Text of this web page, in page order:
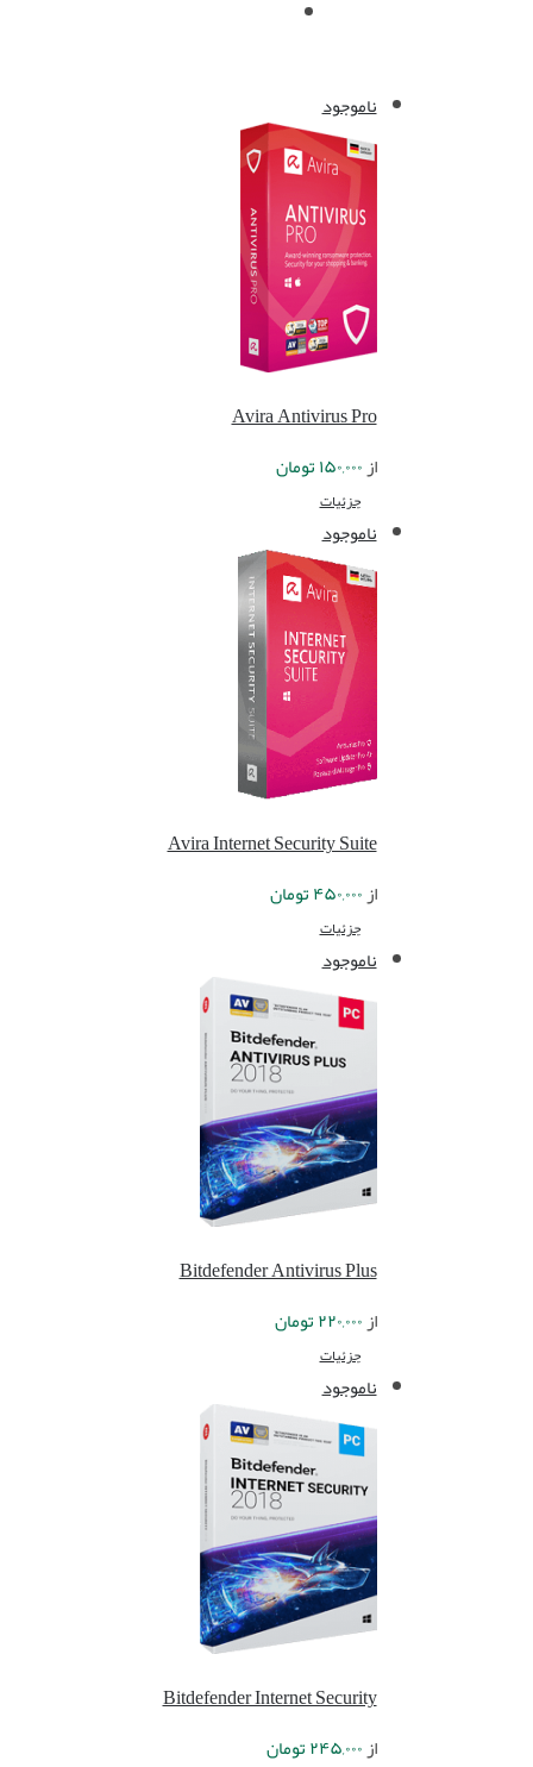
ناموجود
Avira Antivirus Pro
از۱۵۰,۰۰۰تومان
جزئیات
ناموجود
Avira Internet Security Suite
از۴۵۰,۰۰۰تومان
جزئیات
ناموجود
Bitdefender Antivirus Plus
از۲۲۰,۰۰۰تومان
جزئیات
ناموجود
Bitdefender Internet Security
از۲۴۵,۰۰۰تومان